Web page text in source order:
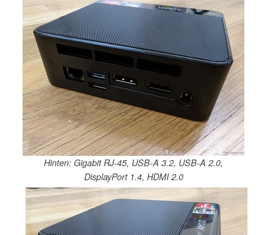
Hinten: Gigabit RJ-45, USB-A 3.2, USB-A 2.0,
DisplayPort 1.4, HDMI 2.0